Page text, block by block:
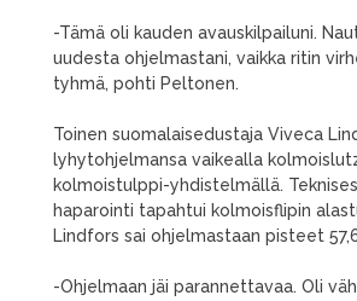
-Tämä oli kauden avauskilpailuni.
uudesta ohjelmastani, vaikka ritin
tyhmä, pohti Peltonen.
Toinen suomalaisedustaja Viveca
lyhytohjelmansa vaikealla
kolmoistulppi-yhdistelmällä.
haparointi tapahtui kolmoisflipin
Lindfors sai ohjelmastaan pisteet
-Ohjelmaan jäi parannettavaa. Oli